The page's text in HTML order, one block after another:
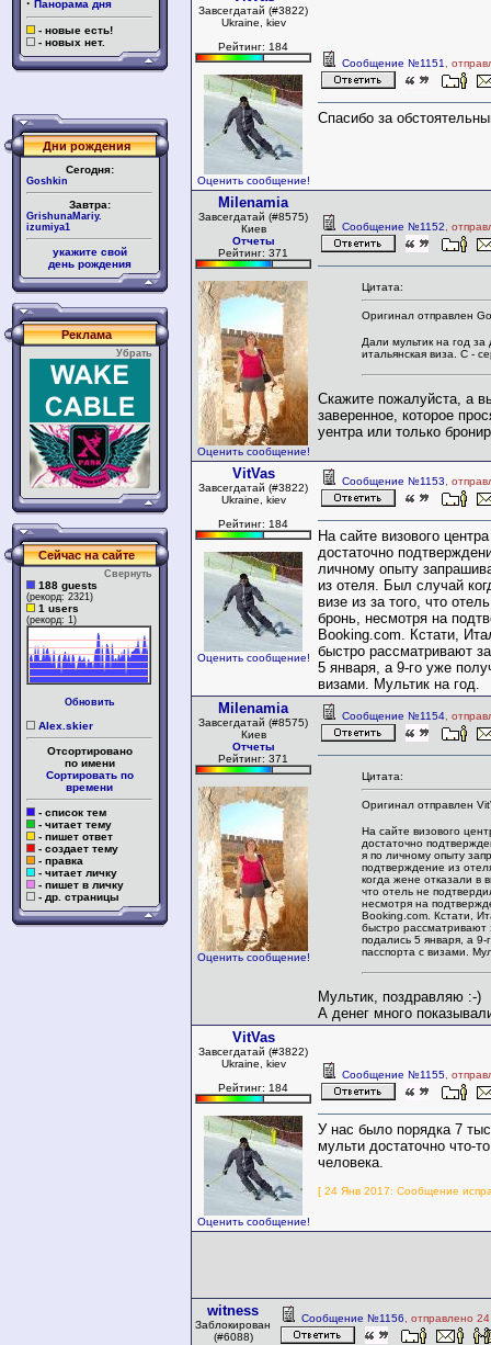
· Панорама дня
- новые есть!
- новых нет.
Дни рождения
Сегодня:
Goshkin
Завтра:
GrishunaMariy.
izumiya1
укажите свой
день рождения
Реклама
Убрать
Сейчас на сайте
Свернуть
188 guests
(рекорд: 2321)
1 users
(рекорд: 1)
Обновить
Alex.skier
Отсортировано
по имени
Сортировать по
времени
- список тем
- читает тему
- пишет ответ
- создает тему
- правка
- читает личку
- пишет в личку
- др. страницы
Завсегдатай (#3822)
Ukraine, kiev
Рейтинг: 184
Оценить сообщение!
Сообщение №1151 ,
Спасибо за
Milenamia
Завсегдатай (#8575)
Киев
Отчеты
Рейтинг: 371
Оценить сообщение!
Сообщение №1152 ,
Цитата:
Оригинал отправлен
Дали мультик на год за
итальянская виза. С -
Скажите пожалуйста, а
заверенное, которое
уентра или только
VitVas
Завсегдатай (#3822)
Ukraine, kiev
Рейтинг: 184
Оценить сообщение!
Сообщение №1153 ,
На сайте визового
достаточно
личному опыту
из отеля. Был случай
визе из за того, что
бронь, несмотря на
Booking.com. Кстати,
быстро рассматривают
5 января, а 9-го уже
визами. Мультик на год.
Milenamia
Завсегдатай (#8575)
Киев
Отчеты
Рейтинг: 371
Оценить сообщение!
Сообщение №1154 ,
Цитата:
Оригинал отправлен
На сайте визового
достаточно
я по личному опыту
подтверждение из
когда жене отказали в
что отель не
несмотря на
Booking.com. Кстати,
быстро рассматривают
подались 5 января, а 9-
пасспорта с визами.
Мультик, поздравляю :-)
А денег много
VitVas
Завсегдатай (#3822)
Ukraine, kiev
Рейтинг: 184
Оценить сообщение!
Сообщение №1155 ,
У нас было порядка 7
мульти достаточно что-
человека.
[ 24 Янв 2017: Сообщение
witness
Заблокирован
(#6088)
Сообщение №1156 , отправлено